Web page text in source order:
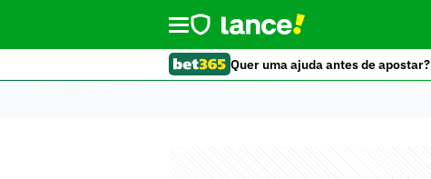
Quer uma ajuda antes de apostar?